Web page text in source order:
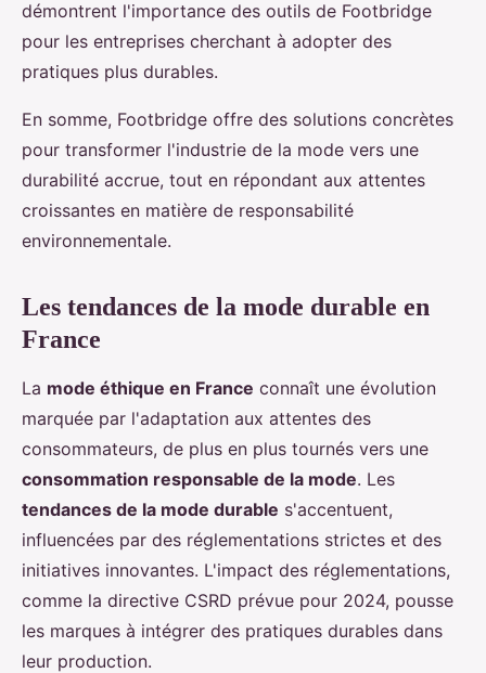
démontrent l'importance des outils de Footbridge
pour les entreprises cherchant à adopter des
pratiques plus durables.
En somme, Footbridge offre des solutions concrètes
pour transformer l'industrie de la mode vers une
durabilité accrue, tout en répondant aux attentes
croissantes en matière de responsabilité
environnementale.
Les tendances de la mode durable en
France
La mode éthique en France connaît une évolution
marquée par l'adaptation aux attentes des
consommateurs, de plus en plus tournés vers une
consommation responsable de la mode. Les
tendances de la mode durable s'accentuent,
influencées par des réglementations strictes et des
initiatives innovantes. L'impact des réglementations,
comme la directive CSRD prévue pour 2024, pousse
les marques à intégrer des pratiques durables dans
leur production.